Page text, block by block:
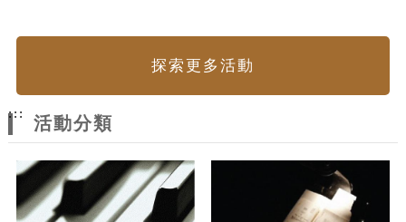
探索更多活動
:::
活動分類